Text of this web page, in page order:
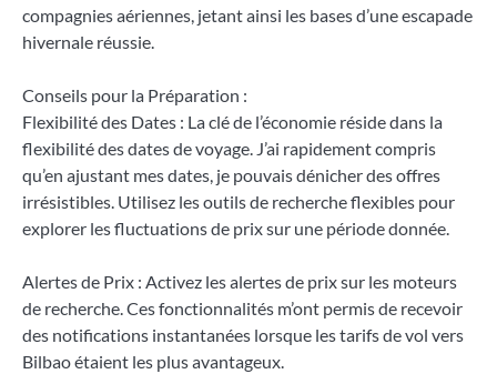
compagnies aériennes, jetant ainsi les bases d’une escapade
hivernale réussie.
Conseils pour la Préparation :
Flexibilité des Dates : La clé de l’économie réside dans la
flexibilité des dates de voyage. J’ai rapidement compris
qu’en ajustant mes dates, je pouvais dénicher des offres
irrésistibles. Utilisez les outils de recherche flexibles pour
explorer les fluctuations de prix sur une période donnée.
Alertes de Prix : Activez les alertes de prix sur les moteurs
de recherche. Ces fonctionnalités m’ont permis de recevoir
des notifications instantanées lorsque les tarifs de vol vers
Bilbao étaient les plus avantageux.